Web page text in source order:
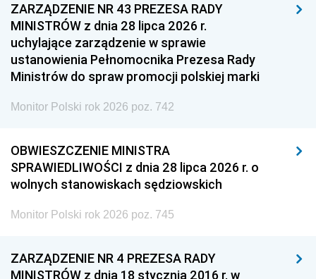
ZARZĄDZENIE NR 43 PREZESA RADY
MINISTRÓW z dnia 28 lipca 2026 r.
uchylające zarządzenie w sprawie
ustanowienia Pełnomocnika Prezesa Rady
Ministrów do spraw promocji polskiej marki
Monitor Polski rok 2026 poz. 742
OBWIESZCZENIE MINISTRA
SPRAWIEDLIWOŚCI z dnia 28 lipca 2026 r. o
wolnych stanowiskach sędziowskich
Monitor Polski rok 2026 poz. 745
ZARZĄDZENIE NR 4 PREZESA RADY
MINISTRÓW z dnia 18 stycznia 2016 r. w